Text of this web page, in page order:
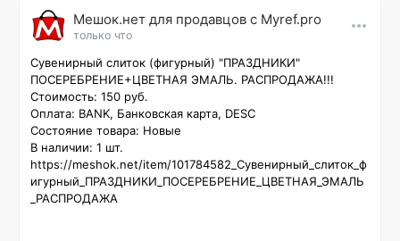
Мешок.нет для продавцов c Myref.pro
только что
Сувенирный слиток (фигурный) "ПРАЗДНИКИ"
ПОСЕРЕБРЕНИЕ+ЦВЕТНАЯ ЭМАЛЬ. РАСПРОДАЖА!!!
Стоимость: 150 руб.
Оплата: BANK, Банковская карта, DESC
Состояние товара: Новые
В наличии: 1 шт.
https://meshok.net/item/101784582_Сувенирный_слиток_ф
игурный_ПРАЗДНИКИ_ПОСЕРЕБРЕНИЕ_ЦВЕТНАЯ_ЭМАЛЬ
_РАСПРОДАЖА